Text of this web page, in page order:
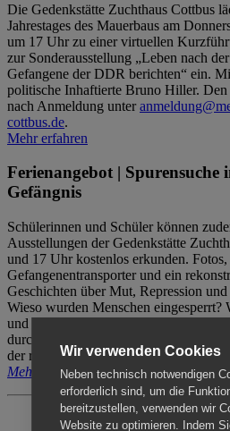
Die Gedenkstätte Zuchthaus Cottbus
Jahrestages des Mauerbaus am
um 17 Uhr zu einer virtuellen
zur Sonderausstellung „Leben nach
Gefangene der DDR berichten“ ein.
politische Inhaftierte Bruno Hiller.
nach Anmeldung unter
cottbus.de.
Mehr erfahren
Ferienangebot | Spurensuche
Gefängnis
Schülerinnen und Schüler können
Ausstellungen der Gedenkstätte
und 17 Uhr kostenlos erkunden.
Gefangenentransporter und ein
Geschichten über Mut, Repression
Wieso wurden Menschen eingesperrt?
und nach der Haft? Der Besuch
durch das Menschenrechtszentrum
der reguläre Eintritt (8€ / ermäßigt 5€).
Mehr erfahren
Wir verwenden Cookies
Neben technisch notwendigen
erforderlich sind, um die
bereitzustellen, verwenden wir
Website zu optimieren. Indem